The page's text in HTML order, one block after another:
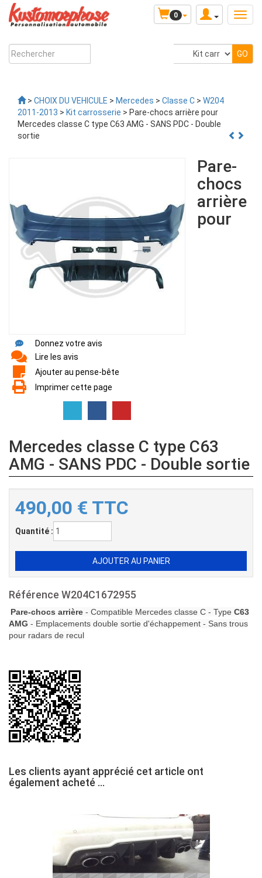
0
> CHOIX DU VEHICULE > Mercedes > Classe C > W204
2011-2013 > Kit carrosserie > Pare-chocs arrière pour
Mercedes classe C type C63 AMG - SANS PDC - Double
sortie
Donnez votre avis
Lire les avis
Ajouter au pense-bête
Imprimer cette page
Pare-
chocs
arrière
pour
Mercedes classe C type C63
AMG - SANS PDC - Double sortie
490,00 € TTC
Quantité :
Référence W204C1672955
Pare-chocs arrière - Compatible Mercedes classe C - Type C63
AMG - Emplacements double sortie d'échappement - Sans trous
pour radars de recul
Les clients ayant apprécié cet article ont
également acheté ...